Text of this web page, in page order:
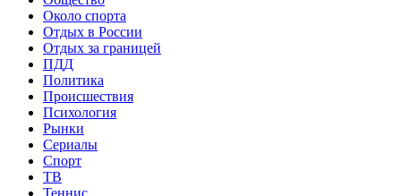
Около спорта
Отдых в России
Отдых за границей
ПДД
Политика
Происшествия
Психология
Рынки
Сериалы
Спорт
ТВ
Теннис